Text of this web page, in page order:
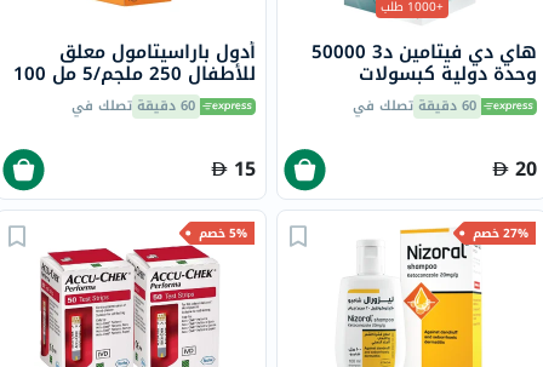
+1000 طلب
هاي دي فيتامين د3 50000
وحدة دولية كبسولات
جيلاتينية ناعمة 8 كبسولات
60 دقيقة تصلك في
20
أدول باراسيتامول معلق
للأطفال 250 ملجم/5 مل 100
مل 60 دقيقة تصلك في
15
27% خصم 5% خصم